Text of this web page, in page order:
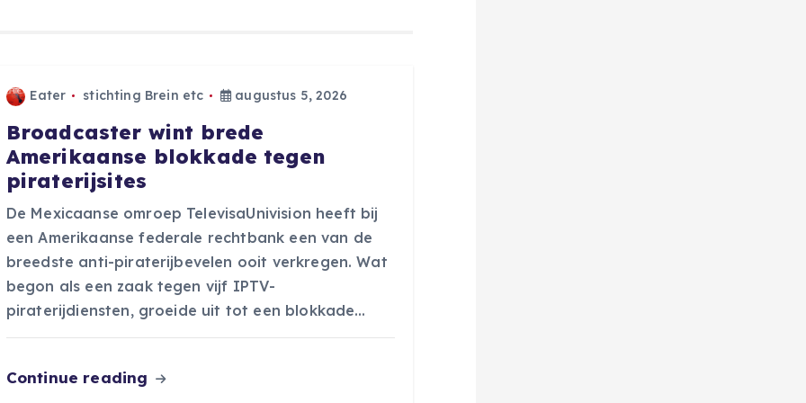
Eater stichting Brein etc augustus 5, 2026
Broadcaster wint brede
Amerikaanse blokkade tegen
piraterijsites
De Mexicaanse omroep TelevisaUnivision heeft bij
een Amerikaanse federale rechtbank een van de
breedste anti-piraterijbevelen ooit verkregen. Wat
begon als een zaak tegen vijf IPTV-
piraterijdiensten, groeide uit tot een blokkade…
Continue reading